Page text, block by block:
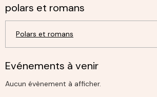
polars et romans
Polars et romans
Evénements à venir
Aucun évènement à afficher.